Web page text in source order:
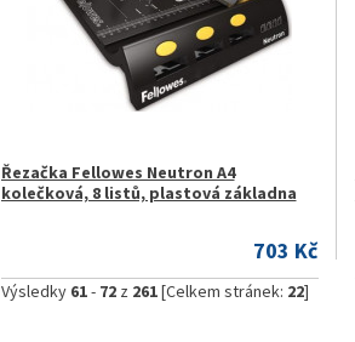
Řezačka Fellowes Neutron A4
kolečková, 8 listů, plastová základna
703 Kč
Výsledky 61- 72z 261[Celkem stránek: 22]